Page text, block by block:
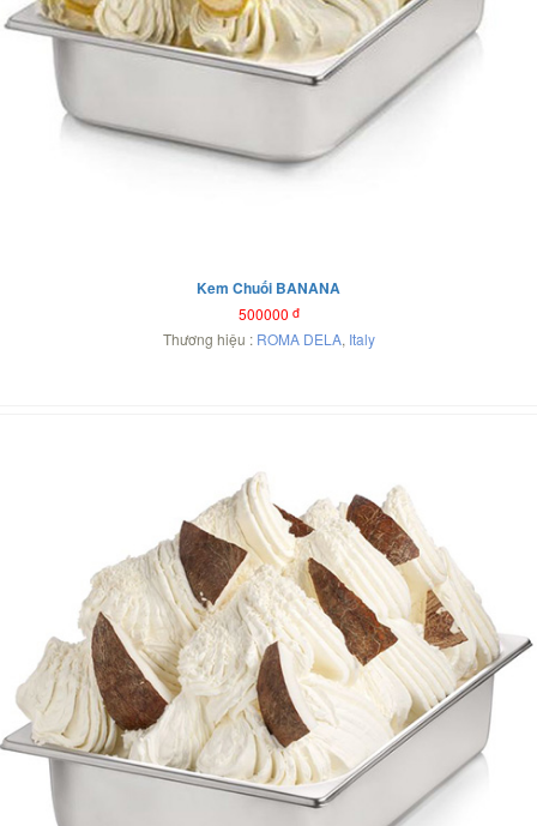
Kem Chuối BANANA
500000 đ
Thương hiệu : ROMA DELA, Italy